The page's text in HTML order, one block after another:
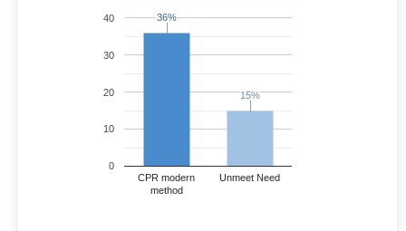
CPR modern
method
Unmeet Need
0
10
20
30
40 36%
36%
15%
15%